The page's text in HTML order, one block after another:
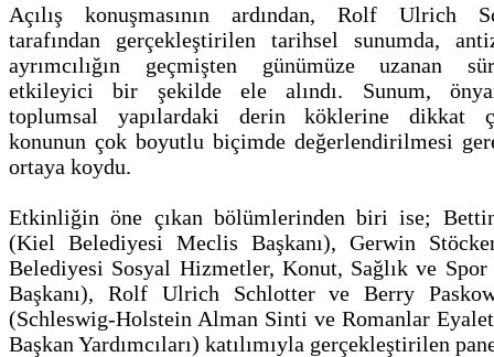
Açılış konuşmasının ardından, Rolf Ulrich
tarafından gerçekleştirilen tarihsel sunumda,
ayrımcılığın geçmişten günümüze uzanan
etkileyici bir şekilde ele alındı. Sunum,
toplumsal yapılardaki derin köklerine dikkat
konunun çok boyutlu biçimde değerlendirilmesi
ortaya koydu.
Etkinliğin öne çıkan bölümlerinden biri ise;
(Kiel Belediyesi Meclis Başkanı), Gerwin
Belediyesi Sosyal Hizmetler, Konut, Sağlık ve
Başkanı), Rolf Ulrich Schlotter ve Berry
(Schleswig-Holstein Alman Sinti ve Romanlar
Başkan Yardımcıları) katılımıyla gerçekleştirilen